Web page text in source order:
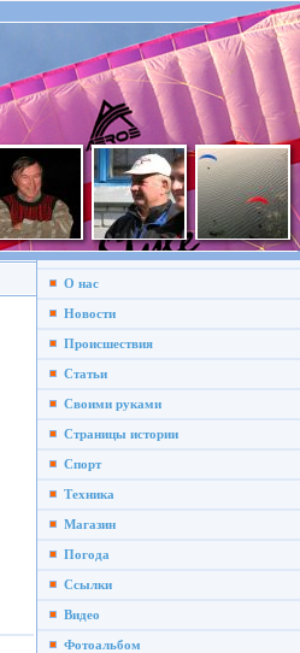
О нас
Новости
Происшествия
Статьи
Своими руками
Страницы истории
Спорт
Техника
Магазин
Погода
Ссылки
Видео
Фотоальбом